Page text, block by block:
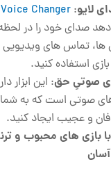
لایو:
Voice Changer
صدای خود را در لحظه
‌ها، تماس ‌های
استفاده کنید.
صوتیِ حق: این ابزار
صوتی است که به
و عجیب ایجاد کنید.
بازی‌ های محبوب و